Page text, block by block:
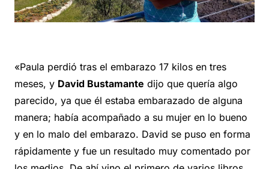
«Paula perdió tras el embarazo 17 kilos en tres
meses, y David Bustamante dijo que quería algo
parecido, ya que él estaba embarazado de alguna
manera; había acompañado a su mujer en lo bueno
y en lo malo del embarazo. David se puso en forma
rápidamente y fue un resultado muy comentado por